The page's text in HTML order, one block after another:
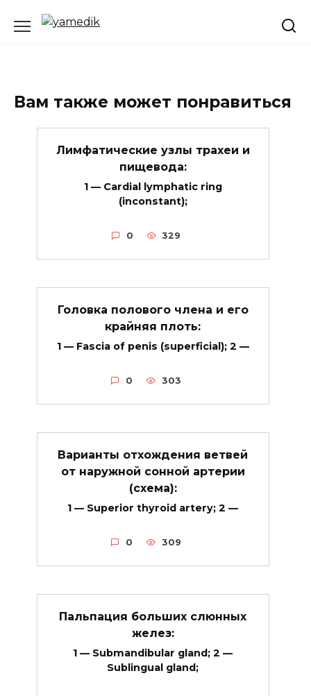
Вам также может понравиться
Лимфатические узлы трахеи и
пищевода:
1 — Cardial lymphatic ring
(inconstant);
0 329
Головка полового члена и его
крайняя плоть:
1 — Fascia of penis (superficial); 2 —
0 303
Варианты отхождения ветвей
от наружной сонной артерии
(схема):
1 — Superior thyroid artery; 2 —
0 309
Пальпация больших слюнных
желез:
1 — Submandibular gland; 2 —
Sublingual gland;